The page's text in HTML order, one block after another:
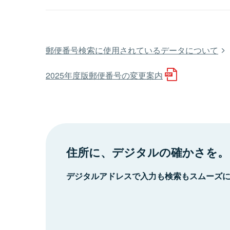
郵便番号検索に使用されているデータについて
2025年度版郵便番号の変更案内
住所に、デジタルの確かさを。
デジタルアドレスで入力も検索もスムーズ